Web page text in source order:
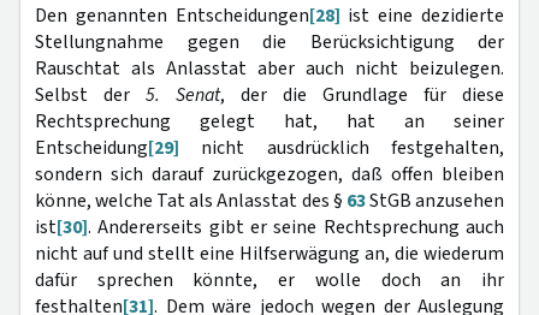
Den genannten Entscheidungen[28] ist eine dezidierte
Stellungnahme gegen die Berücksichtigung der
Rauschtat als Anlasstat aber auch nicht beizulegen.
Selbst der 5. Senat, der die Grundlage für diese
Rechtsprechung gelegt hat, hat an seiner
Entscheidung[29] nicht ausdrücklich festgehalten,
sondern sich darauf zurückgezogen, daß offen bleiben
könne, welche Tat als Anlasstat des § 63StGB anzusehen
ist[30]. Andererseits gibt er seine Rechtsprechung auch
nicht auf und stellt eine Hilfserwägung an, die wiederum
dafür sprechen könnte, er wolle doch an ihr
festhalten[31]. Dem wäre jedoch wegen der Auslegung